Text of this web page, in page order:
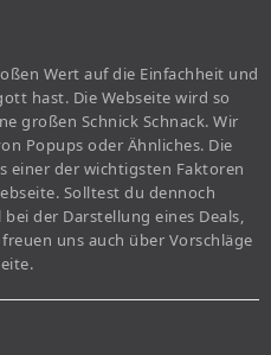
Wert auf die Einfachheit und
hast. Die Webseite wird so
großen Schnick Schnack. Wir
Popups oder Ähnliches. Die
einer der wichtigsten Faktoren
Solltest du dennoch
der Darstellung eines Deals,
uns auch über Vorschläge